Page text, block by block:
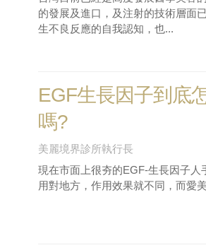
的發展及進口，及注射的技術層面
生不良反應的自我認知，也...
EGF生長因子到底
嗎?
美麗境界診所執行長
現在市面上很夯的EGF-生長因子人
用對地方，作用效果就不同，而愛